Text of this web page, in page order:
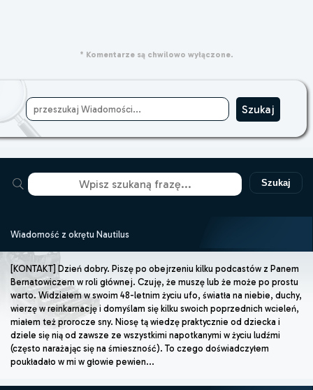
* Komentarze są chwilowo wyłączone.
Szukaj
Wiadomość z okrętu Nautilus
[KONTAKT] Dzień dobry. Piszę po obejrzeniu kilku podcastów z Panem
Bernatowiczem w roli głównej. Czuję, że muszę lub że może po prostu
warto. Widziałem w swoim 48-letnim życiu ufo, światła na niebie, duchy,
wierzę w reinkarnację i domyślam się kilku swoich poprzednich wcieleń,
miałem też prorocze sny. Niosę tą wiedzę praktycznie od dziecka i
dziele się nią od zawsze ze wszystkimi napotkanymi w życiu ludźmi
(często narażając się na śmieszność). To czego doświadczyłem
poukładało w mi w głowie pewien...